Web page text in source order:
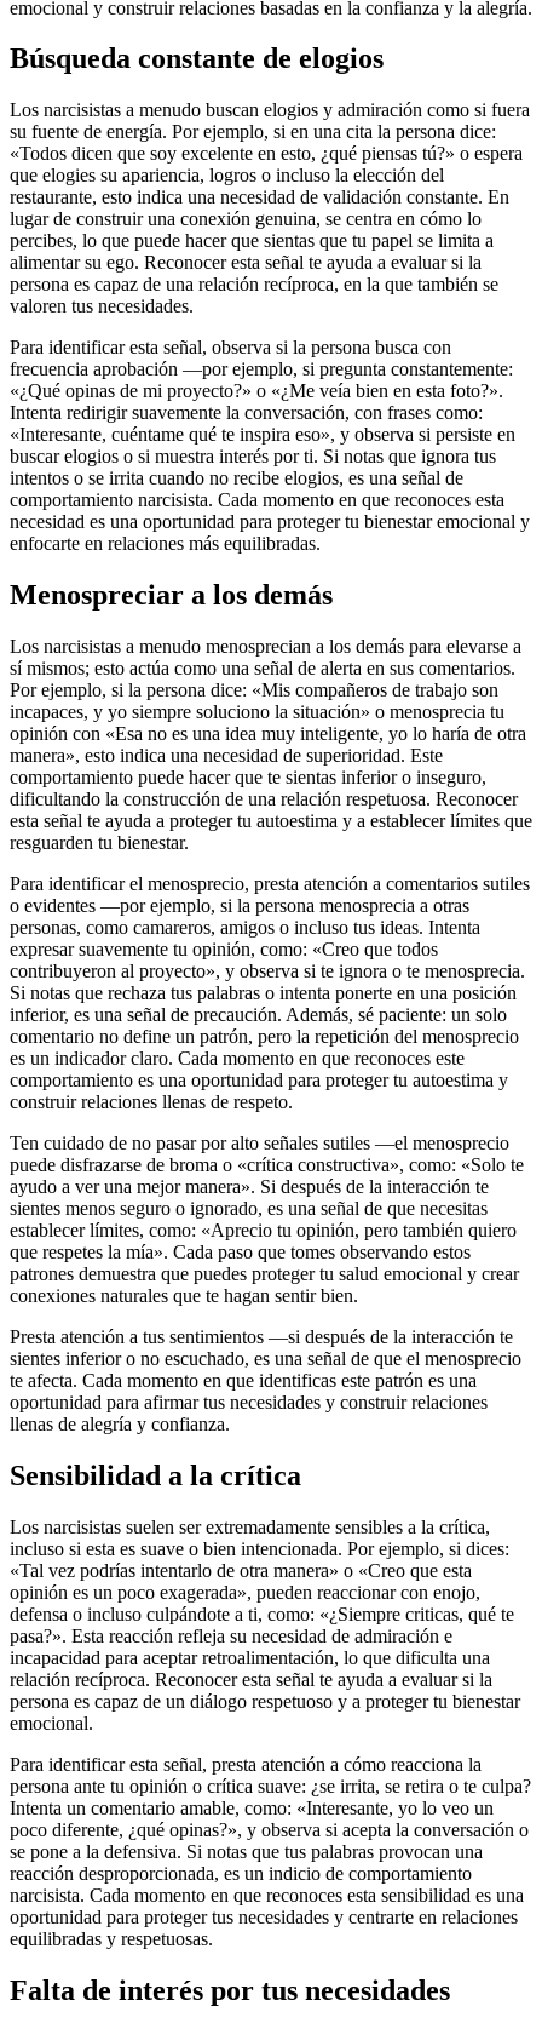
emocional y construir relaciones basadas en la confianza y la alegría.
Búsqueda constante de elogios
Los narcisistas a menudo buscan elogios y admiración como si fuera
su fuente de energía. Por ejemplo, si en una cita la persona dice:
«Todos dicen que soy excelente en esto, ¿qué piensas tú?» o espera
que elogies su apariencia, logros o incluso la elección del
restaurante, esto indica una necesidad de validación constante. En
lugar de construir una conexión genuina, se centra en cómo lo
percibes, lo que puede hacer que sientas que tu papel se limita a
alimentar su ego. Reconocer esta señal te ayuda a evaluar si la
persona es capaz de una relación recíproca, en la que también se
valoren tus necesidades.
Para identificar esta señal, observa si la persona busca con
frecuencia aprobación —por ejemplo, si pregunta constantemente:
«¿Qué opinas de mi proyecto?» o «¿Me veía bien en esta foto?».
Intenta redirigir suavemente la conversación, con frases como:
«Interesante, cuéntame qué te inspira eso», y observa si persiste en
buscar elogios o si muestra interés por ti. Si notas que ignora tus
intentos o se irrita cuando no recibe elogios, es una señal de
comportamiento narcisista. Cada momento en que reconoces esta
necesidad es una oportunidad para proteger tu bienestar emocional y
enfocarte en relaciones más equilibradas.
Menospreciar a los demás
Los narcisistas a menudo menosprecian a los demás para elevarse a
sí mismos; esto actúa como una señal de alerta en sus comentarios.
Por ejemplo, si la persona dice: «Mis compañeros de trabajo son
incapaces, y yo siempre soluciono la situación» o menosprecia tu
opinión con «Esa no es una idea muy inteligente, yo lo haría de otra
manera», esto indica una necesidad de superioridad. Este
comportamiento puede hacer que te sientas inferior o inseguro,
dificultando la construcción de una relación respetuosa. Reconocer
esta señal te ayuda a proteger tu autoestima y a establecer límites que
resguarden tu bienestar.
Para identificar el menosprecio, presta atención a comentarios sutiles
o evidentes —por ejemplo, si la persona menosprecia a otras
personas, como camareros, amigos o incluso tus ideas. Intenta
expresar suavemente tu opinión, como: «Creo que todos
contribuyeron al proyecto», y observa si te ignora o te menosprecia.
Si notas que rechaza tus palabras o intenta ponerte en una posición
inferior, es una señal de precaución. Además, sé paciente: un solo
comentario no define un patrón, pero la repetición del menosprecio
es un indicador claro. Cada momento en que reconoces este
comportamiento es una oportunidad para proteger tu autoestima y
construir relaciones llenas de respeto.
Ten cuidado de no pasar por alto señales sutiles —el menosprecio
puede disfrazarse de broma o «crítica constructiva», como: «Solo te
ayudo a ver una mejor manera». Si después de la interacción te
sientes menos seguro o ignorado, es una señal de que necesitas
establecer límites, como: «Aprecio tu opinión, pero también quiero
que respetes la mía». Cada paso que tomes observando estos
patrones demuestra que puedes proteger tu salud emocional y crear
conexiones naturales que te hagan sentir bien.
Presta atención a tus sentimientos —si después de la interacción te
sientes inferior o no escuchado, es una señal de que el menosprecio
te afecta. Cada momento en que identificas este patrón es una
oportunidad para afirmar tus necesidades y construir relaciones
llenas de alegría y confianza.
Sensibilidad a la crítica
Los narcisistas suelen ser extremadamente sensibles a la crítica,
incluso si esta es suave o bien intencionada. Por ejemplo, si dices:
«Tal vez podrías intentarlo de otra manera» o «Creo que esta
opinión es un poco exagerada», pueden reaccionar con enojo,
defensa o incluso culpándote a ti, como: «¿Siempre criticas, qué te
pasa?». Esta reacción refleja su necesidad de admiración e
incapacidad para aceptar retroalimentación, lo que dificulta una
relación recíproca. Reconocer esta señal te ayuda a evaluar si la
persona es capaz de un diálogo respetuoso y a proteger tu bienestar
emocional.
Para identificar esta señal, presta atención a cómo reacciona la
persona ante tu opinión o crítica suave: ¿se irrita, se retira o te culpa?
Intenta un comentario amable, como: «Interesante, yo lo veo un
poco diferente, ¿qué opinas?», y observa si acepta la conversación o
se pone a la defensiva. Si notas que tus palabras provocan una
reacción desproporcionada, es un indicio de comportamiento
narcisista. Cada momento en que reconoces esta sensibilidad es una
oportunidad para proteger tus necesidades y centrarte en relaciones
equilibradas y respetuosas.
Falta de interés por tus necesidades